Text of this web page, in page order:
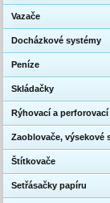
Vazače
Docházkové systémy
Peníze
Skládačky
Rýhovací a
Zaoblovače, výsekové
Štítkovače
Setřásačky papíru